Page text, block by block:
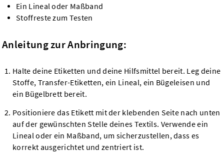
Ein Lineal oder Maßband
Stoffreste zum Testen
Anleitung zur Anbringung:
Halte deine Etiketten und deine Hilfsmittel bereit. Leg deine
Stoffe, Transfer-Etiketten, ein Lineal, ein Bügeleisen und
ein Bügelbrett bereit.
Positioniere das Etikett mit der klebenden Seite nach unten
auf der gewünschten Stelle deines Textils. Verwende ein
Lineal oder ein Maßband, um sicherzustellen, dass es
korrekt ausgerichtet und zentriert ist.